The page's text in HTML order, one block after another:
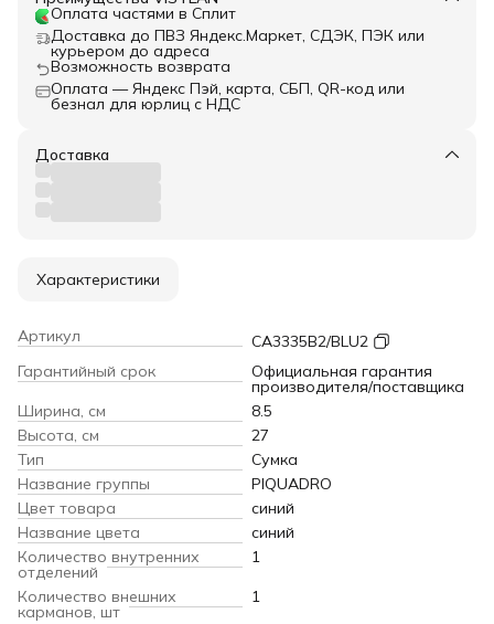
Оплата частями в Сплит
Доставка до ПВЗ Яндекс.Маркет, СДЭК, ПЭК или
курьером до адреса
Возможность возврата
Оплата — Яндекс Пэй, карта, СБП, QR-код или
безнал для юрлиц с НДС
Доставка
Характеристики
Артикул
CA3335B2/BLU2
Гарантийный срок
Официальная гарантия
производителя/поставщика
Ширина, см
8.5
Высота, см
27
Тип
Сумка
Название группы
PIQUADRO
Цвет товара
синий
Название цвета
синий
Количество внутренних
отделений
1
Количество внешних
карманов, шт
1